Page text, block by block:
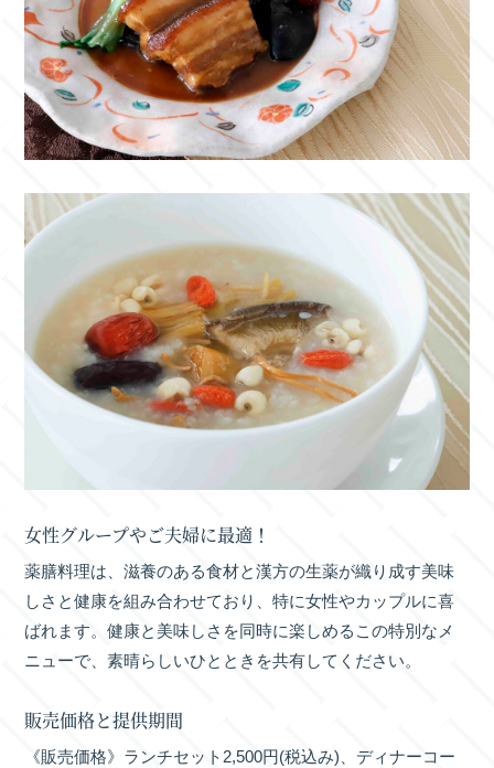
女性グループやご夫婦に最適！
薬膳料理は、滋養のある食材と漢方の生薬が織り成す美味
しさと健康を組み合わせており、特に女性やカップルに喜
ばれます。健康と美味しさを同時に楽しめるこの特別なメ
ニューで、素晴らしいひとときを共有してください。
販売価格と提供期間
《販売価格》ランチセット2,500円(税込み)、ディナーコー